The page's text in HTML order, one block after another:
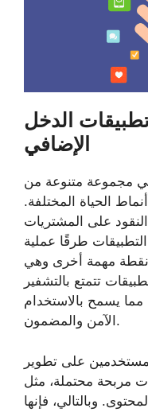
الدخل
الإضافي
مجموعة متنوعة من
الحياة المختلفة.
على المشتريات
طرقًا عملية
مهمة أخرى وهي
تتمتع بالتشفير
يسمح بالاستخدام
الآمن والمضمون.
على تطوير
مربحة محتملة، مثل
وبالتالي، فإنها